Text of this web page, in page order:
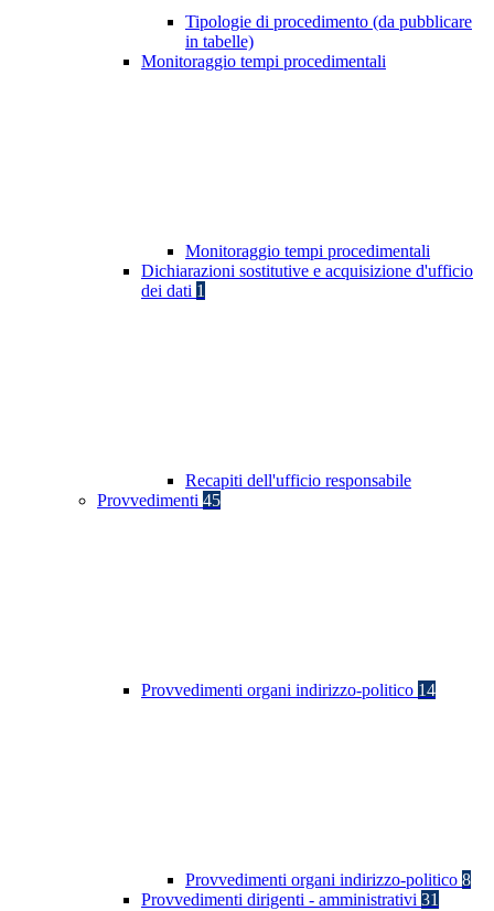
Tipologie di procedimento (da pubblicare
in tabelle)
Monitoraggio tempi procedimentali
Monitoraggio tempi procedimentali
Dichiarazioni sostitutive e acquisizione d'ufficio
dei dati 1
Recapiti dell'ufficio responsabile
Provvedimenti 45
Provvedimenti organi indirizzo-politico 14
Provvedimenti organi indirizzo-politico 8
Provvedimenti dirigenti - amministrativi 31